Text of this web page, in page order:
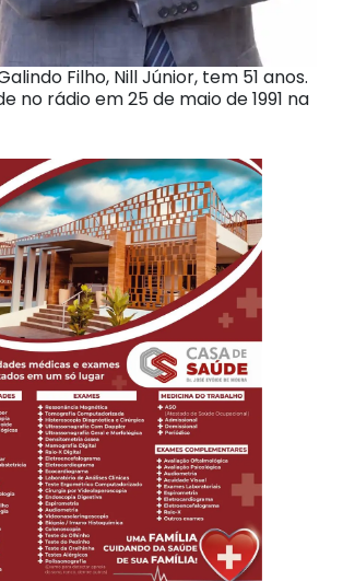
Filho, Nill Júnior, tem 51 anos.
no rádio em 25 de maio de 1991 na